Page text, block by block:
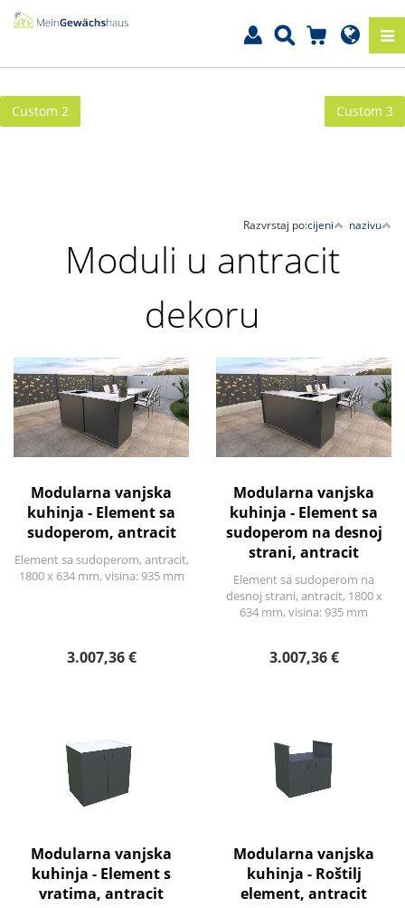
Custom 2 Custom 3
Razvrstaj po:cijeni nazivu
Moduli u antracit
dekoru
Modularna vanjska
kuhinja - Element sa
sudoperom, antracit
Element sa sudoperom, antracit,
1800 x 634 mm, visina: 935 mm
3.007,36 €
Modularna vanjska
kuhinja - Element sa
sudoperom na desnoj
strani, antracit
Element sa sudoperom na
desnoj strani, antracit, 1800 x
634 mm, visina: 935 mm
3.007,36 €
Modularna vanjska
kuhinja - Element s
vratima, antracit
Modularna vanjska
kuhinja - Roštilj
element, antracit